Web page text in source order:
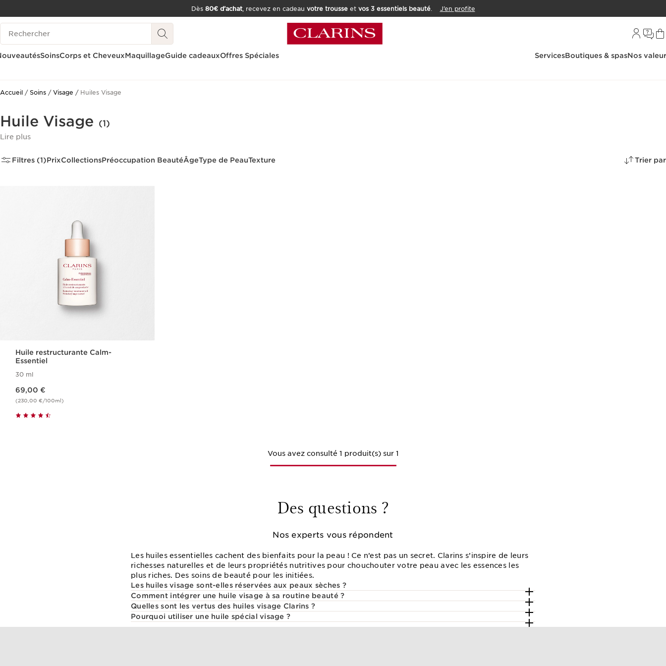
ALLER AU CONTENU
CONSULTER LE PIED DE PAGE
OUTIL D'ACCESSIBILITÉ
Dès 80€ d’achat, recevez en cadeau votre trousseet vos 3 essentiels beauté. J’en profite
Historique des recherches
SoinsCorps et CheveuxMaquillageGuide cadeauxOffres Spéciales ServicesBoutiques & spasNos
Accueil Soins Visage Huiles Visage
Huile Visage (1)
Lire plus
Filtres (1)PrixCollectionsPréoccupation BeautéÂgeType de PeauTexture Trier par
Huile restructurante Calm-
Essentiel
30 ml
69,00 €
(230,00 €/100ml)
Vous avez consulté 1 produit(s) sur 1
Des questions ?
Nos experts vous répondent
Les huiles essentielles cachent des bienfaits pour la peau ! Ce n’est pas un secret. Clarins s’inspire de leurs
richesses naturelles et de leurs propriétés nutritives pour chouchouter votre peau avec les essences les
plus riches. Des soins de beauté pour les initiées.
Les huiles visage sont-elles réservées aux peaux sèches ?
Comment intégrer une huile visage à sa routine beauté ?
Quelles sont les vertus des huiles visage Clarins ?
Pourquoi utiliser une huile spécial visage ?